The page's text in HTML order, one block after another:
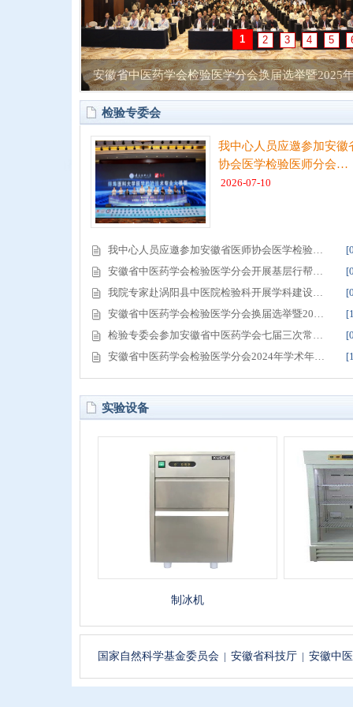
安徽省中医药学会检验医学分会换届选举暨2025
1 2 3 4 5
检验专委会
我中心人员应邀参加安徽
协会医学检验医师分会…
2026-07-10
我中心人员应邀参加安徽省医师协会医学检验…
安徽省中医药学会检验医学分会开展基层行帮…
我院专家赴涡阳县中医院检验科开展学科建设…
安徽省中医药学会检验医学分会换届选举暨20…
检验专委会参加安徽省中医药学会七届三次常…
安徽省中医药学会检验医学分会2024年学术年…
实验设备
国家自然科学基金委员会| 安徽省科技厅| 安徽中